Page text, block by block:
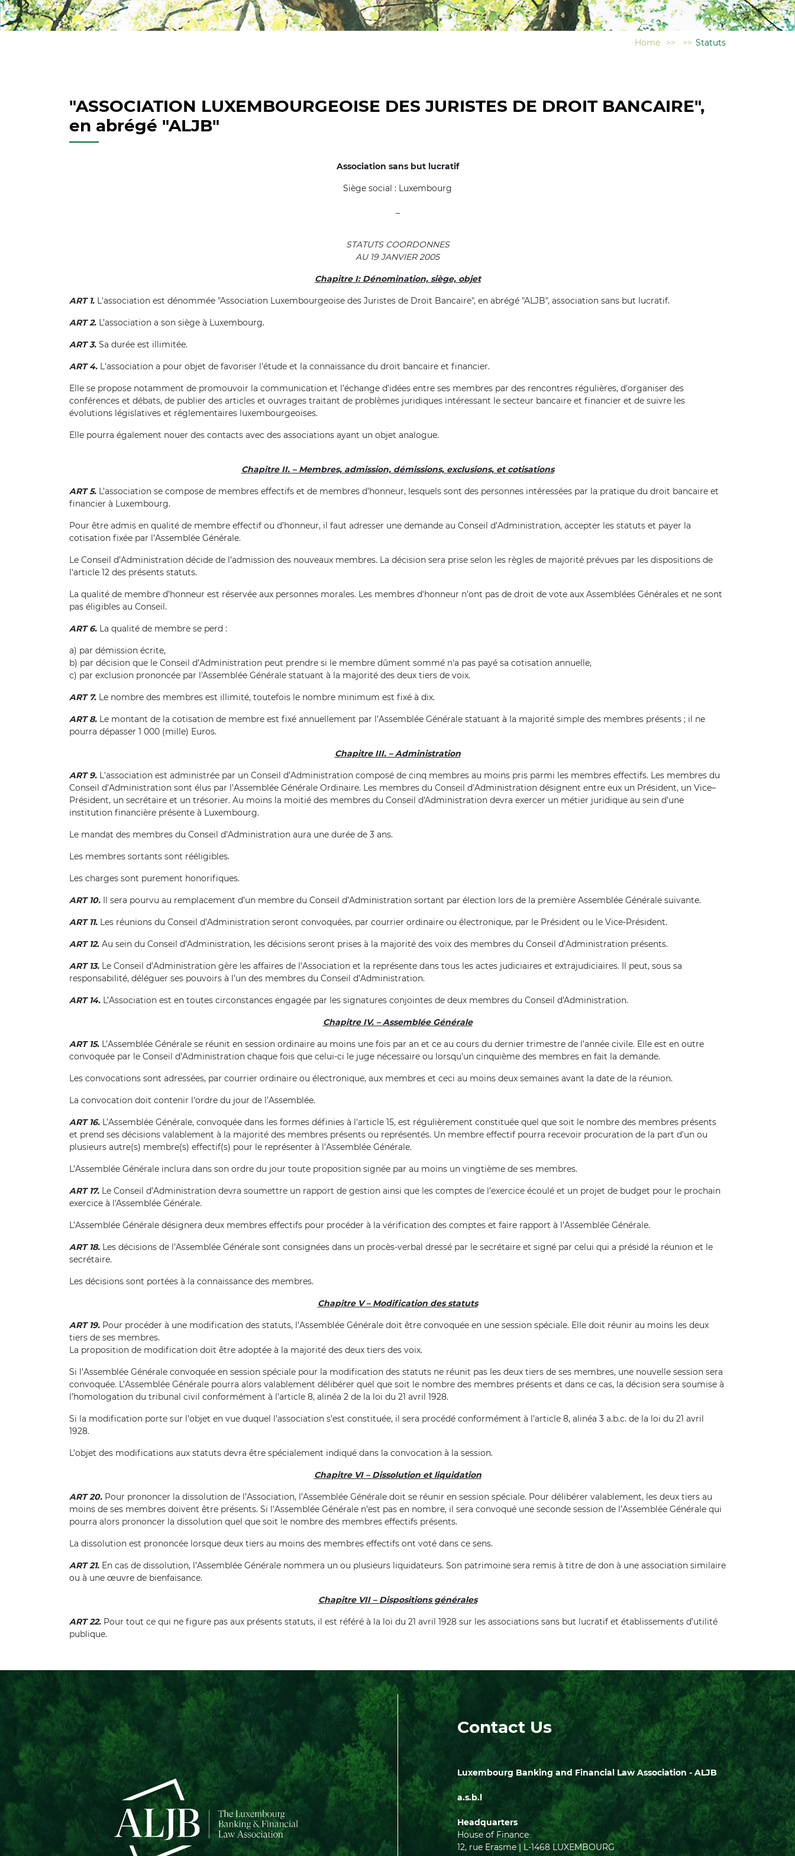
Home >> >> Statuts
"ASSOCIATION LUXEMBOURGEOISE DES JURISTES DE DROIT BANCAIRE",
en abrégé "ALJB"
Association sans but lucratif
Siège social : Luxembourg
STATUTS COORDONNES
AU 19 JANVIER 2005
Chapitre I: Dénomination, siège, objet
ART 1. L'association est dénommée "Association Luxembourgeoise des Juristes de Droit Bancaire", en abrégé "ALJB", association sans but lucratif.
ART 2. L’association a son siège à Luxembourg.
ART 3. Sa durée est illimitée.
ART 4. L'association a pour objet de favoriser l'étude et la connaissance du droit bancaire et financier.
Elle se propose notamment de promouvoir la communication et l’échange d’idées entre ses membres par des rencontres régulières, d'organiser des
conférences et débats, de publier des articles et ouvrages traitant de problèmes juridiques intéressant le secteur bancaire et financier et de suivre les
évolutions législatives et réglementaires luxembourgeoises.
Elle pourra également nouer des contacts avec des associations ayant un objet analogue.
Chapitre II. – Membres, admission, démissions, exclusions, et cotisations
ART 5. L’association se compose de membres effectifs et de membres d’honneur, lesquels sont des personnes intéressées par la pratique du droit bancaire et
financier à Luxembourg.
Pour être admis en qualité de membre effectif ou d’honneur, il faut adresser une demande au Conseil d’Administration, accepter les statuts et payer la
cotisation fixée par l’Assemblée Générale.
Le Conseil d’Administration décide de l’admission des nouveaux membres. La décision sera prise selon les règles de majorité prévues par les dispositions de
l'article 12 des présents statuts.
La qualité de membre d’honneur est réservée aux personnes morales. Les membres d'honneur n’ont pas de droit de vote aux Assemblées Générales et ne sont
pas éligibles au Conseil.
ART 6. La qualité de membre se perd :
a) par démission écrite,
b) par décision que le Conseil d’Administration peut prendre si le membre dûment sommé n'a pas payé sa cotisation annuelle,
c) par exclusion prononcée par l'Assemblée Générale statuant à la majorité des deux tiers de voix.
ART 7. Le nombre des membres est illimité, toutefois le nombre minimum est fixé à dix.
ART 8. Le montant de la cotisation de membre est fixé annuellement par l’Assemblée Générale statuant à la majorité simple des membres présents ; il ne
pourra dépasser 1 000 (mille) Euros.
Chapitre III. – Administration
ART 9. L'association est administrée par un Conseil d’Administration composé de cinq membres au moins pris parmi les membres effectifs. Les membres du
Conseil d’Administration sont élus par l’Assemblée Générale Ordinaire. Les membres du Conseil d’Administration désignent entre eux un Président, un Vice–
Président, un secrétaire et un trésorier. Au moins la moitié des membres du Conseil d'Administration devra exercer un métier juridique au sein d’une
institution financière présente à Luxembourg.
Le mandat des membres du Conseil d’Administration aura une durée de 3 ans.
Les membres sortants sont rééligibles.
Les charges sont purement honorifiques.
ART 10. Il sera pourvu au remplacement d’un membre du Conseil d’Administration sortant par élection lors de la première Assemblée Générale suivante.
ART 11. Les réunions du Conseil d’Administration seront convoquées, par courrier ordinaire ou électronique, par le Président ou le Vice-Président.
ART 12. Au sein du Conseil d’Administration, les décisions seront prises à la majorité des voix des membres du Conseil d’Administration présents.
ART 13. Le Conseil d’Administration gère les affaires de l’Association et la représente dans tous les actes judiciaires et extrajudiciaires. Il peut, sous sa
responsabilité, déléguer ses pouvoirs à l’un des membres du Conseil d’Administration.
ART 14. L’Association est en toutes circonstances engagée par les signatures conjointes de deux membres du Conseil d'Administration.
Chapitre IV. – Assemblée Générale
ART 15. L’Assemblée Générale se réunit en session ordinaire au moins une fois par an et ce au cours du dernier trimestre de l’année civile. Elle est en outre
convoquée par le Conseil d’Administration chaque fois que celui-ci le juge nécessaire ou lorsqu’un cinquième des membres en fait la demande.
Les convocations sont adressées, par courrier ordinaire ou électronique, aux membres et ceci au moins deux semaines avant la date de la réunion.
La convocation doit contenir l'ordre du jour de l’Assemblée.
ART 16. L’Assemblée Générale, convoquée dans les formes définies à l’article 15, est régulièrement constituée quel que soit le nombre des membres présents
et prend ses décisions valablement à la majorité des membres présents ou représentés. Un membre effectif pourra recevoir procuration de la part d'un ou
plusieurs autre(s) membre(s) effectif(s) pour le représenter à l’Assemblée Générale.
L’Assemblée Générale inclura dans son ordre du jour toute proposition signée par au moins un vingtième de ses membres.
ART 17. Le Conseil d’Administration devra soumettre un rapport de gestion ainsi que les comptes de l’exercice écoulé et un projet de budget pour le prochain
exercice à l'Assemblée Générale.
L’Assemblée Générale désignera deux membres effectifs pour procéder à la vérification des comptes et faire rapport à l’Assemblée Générale.
ART 18. Les décisions de l’Assemblée Générale sont consignées dans un procès-verbal dressé par le secrétaire et signé par celui qui a présidé la réunion et le
secrétaire.
Les décisions sont portées à la connaissance des membres.
Chapitre V – Modification des statuts
ART 19. Pour procéder à une modification des statuts, l’Assemblée Générale doit être convoquée en une session spéciale. Elle doit réunir au moins les deux
tiers de ses membres.
La proposition de modification doit être adoptée à la majorité des deux tiers des voix.
Si l’Assemblée Générale convoquée en session spéciale pour la modification des statuts ne réunit pas les deux tiers de ses membres, une nouvelle session sera
convoquée. L’Assemblée Générale pourra alors valablement délibérer quel que soit le nombre des membres présents et dans ce cas, la décision sera soumise à
l’homologation du tribunal civil conformément à l’article 8, alinéa 2 de la loi du 21 avril 1928.
Si la modification porte sur l’objet en vue duquel l’association s’est constituée, il sera procédé conformément à l’article 8, alinéa 3 a.b.c. de la loi du 21 avril
1928.
L’objet des modifications aux statuts devra être spécialement indiqué dans la convocation à la session.
Chapitre VI – Dissolution et liquidation
ART 20. Pour prononcer la dissolution de l’Association, l’Assemblée Générale doit se réunir en session spéciale. Pour délibérer valablement, les deux tiers au
moins de ses membres doivent être présents. Si l’Assemblée Générale n’est pas en nombre, il sera convoqué une seconde session de l’Assemblée Générale qui
pourra alors prononcer la dissolution quel que soit le nombre des membres effectifs présents.
La dissolution est prononcée lorsque deux tiers au moins des membres effectifs ont voté dans ce sens.
ART 21. En cas de dissolution, l’Assemblée Générale nommera un ou plusieurs liquidateurs. Son patrimoine sera remis à titre de don à une association similaire
ou à une œuvre de bienfaisance.
Chapitre VII – Dispositions générales
ART 22. Pour tout ce qui ne figure pas aux présents statuts, il est référé à la loi du 21 avril 1928 sur les associations sans but lucratif et établissements d’utilité
publique.
Contact Us
Luxembourg Banking and Financial Law Association - ALJB
a.s.b.l
Headquarters
House of Finance
12, rue Erasme | L-1468 LUXEMBOURG